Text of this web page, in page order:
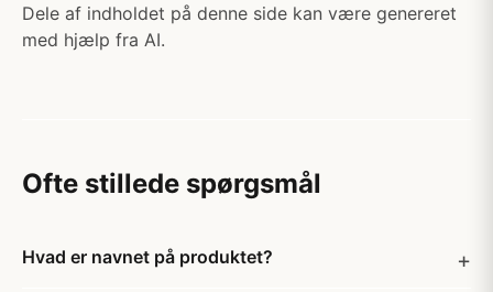
Dele af indholdet på denne side kan være genereret
med hjælp fra AI.
Ofte stillede spørgsmål
Hvad er navnet på produktet?